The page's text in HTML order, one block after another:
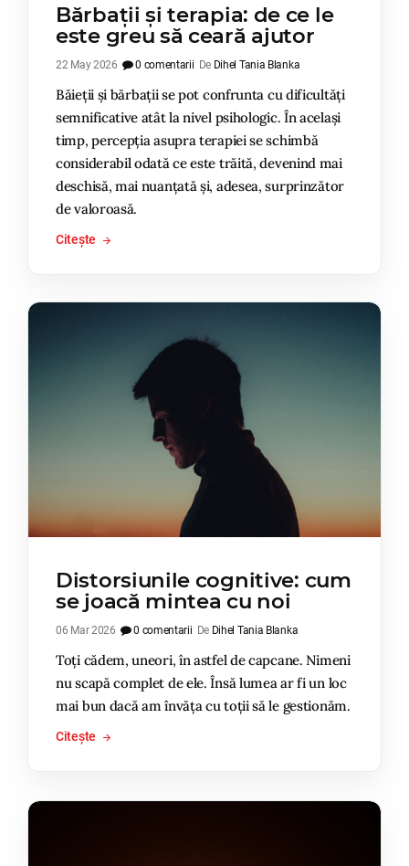
Bărbații și terapia: de ce le
este greu să ceară ajutor
22 May 2026 0 comentarii De Dihel Tania Blanka
Băieții și bărbații se pot confrunta cu dificultăți
semnificative atât la nivel psihologic. În același
timp, percepția asupra terapiei se schimbă
considerabil odată ce este trăită, devenind mai
deschisă, mai nuanțată și, adesea, surprinzător
de valoroasă.
Citește
Distorsiunile cognitive: cum
se joacă mintea cu noi
06 Mar 2026 0 comentarii De Dihel Tania Blanka
Toți cădem, uneori, în astfel de capcane. Nimeni
nu scapă complet de ele. Însă lumea ar fi un loc
mai bun dacă am învăța cu toții să le gestionăm.
Citește